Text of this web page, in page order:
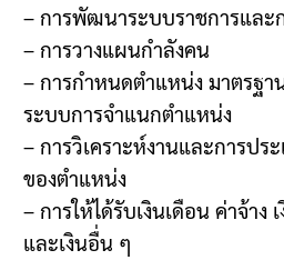
– การพัฒนาระบบราชการแล
– การวางแผนกำลังคน
– การกำหนดตำแหน่ง มาตรฐ
ระบบการจำแนกตำแหน่ง
– การวิเคราะห์งานและการป
ของตำแหน่ง
– การให้ได้รับเงินเดือน ค่าจ้าง
และเงินอื่น ๆ